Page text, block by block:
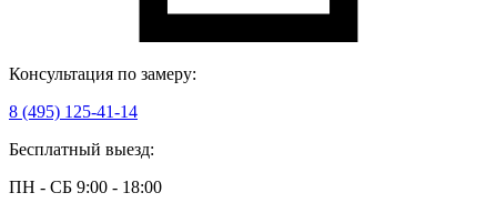
Консультация по замеру:
8 (495) 125-41-14
Бесплатный выезд:
ПН - СБ 9:00 - 18:00